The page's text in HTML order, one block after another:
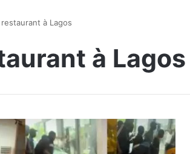
restaurant à Lagos
à Lagos